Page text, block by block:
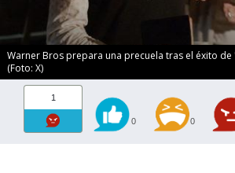
Warner Bros prepara una precuela tras el éxito
(Foto: X)
1
0 0